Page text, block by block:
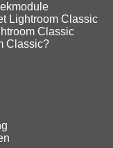
Lightroom Classic
Classic
Classic?